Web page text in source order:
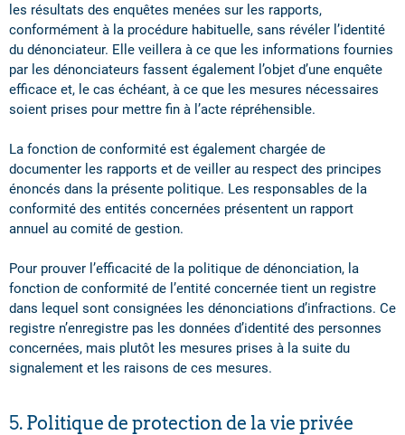
les résultats des enquêtes menées sur les rapports,
conformément à la procédure habituelle, sans révéler l’identité
du dénonciateur. Elle veillera à ce que les informations fournies
par les dénonciateurs fassent également l’objet d’une enquête
efficace et, le cas échéant, à ce que les mesures nécessaires
soient prises pour mettre fin à l’acte répréhensible.
La fonction de conformité est également chargée de
documenter les rapports et de veiller au respect des principes
énoncés dans la présente politique. Les responsables de la
conformité des entités concernées présentent un rapport
annuel au comité de gestion.
Pour prouver l’efficacité de la politique de dénonciation, la
fonction de conformité de l’entité concernée tient un registre
dans lequel sont consignées les dénonciations d’infractions. Ce
registre n’enregistre pas les données d’identité des personnes
concernées, mais plutôt les mesures prises à la suite du
signalement et les raisons de ces mesures.
5. Politique de protection de la vie privée